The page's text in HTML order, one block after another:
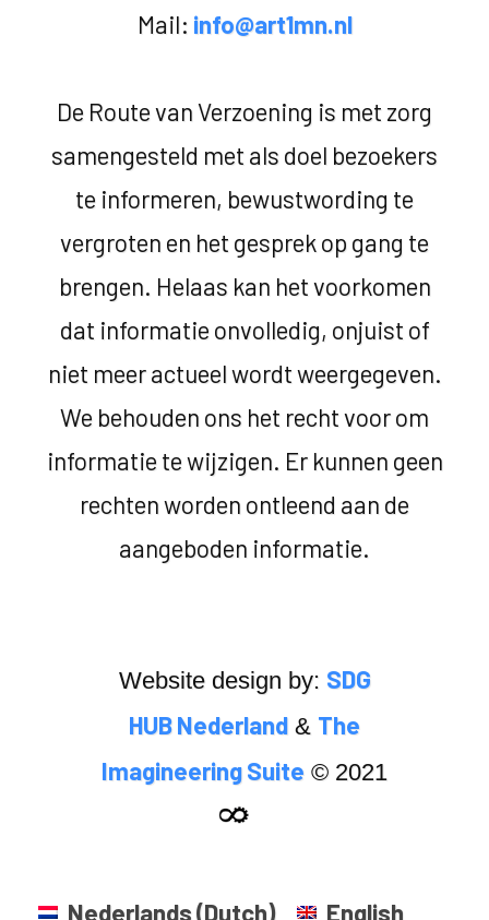
Mail: info@art1mn.nl
De Route van Verzoening is met zorg
samengesteld met als doel bezoekers
te informeren, bewustwording te
vergroten en het gesprek op gang te
brengen. Helaas kan het voorkomen
dat informatie onvolledig, onjuist of
niet meer actueel wordt weergegeven.
We behouden ons het recht voor om
informatie te wijzigen. Er kunnen geen
rechten worden ontleend aan de
aangeboden informatie.
Website design by: SDG
HUB Nederland & The
Imagineering Suite © 2021
Nederlands(Dutch) English